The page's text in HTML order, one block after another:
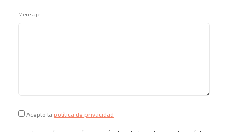
Mensaje
Acepto la política de privacidad